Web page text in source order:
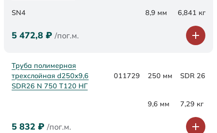
SN4 8,9 мм 6,841 кг
5 472,8 ₽ /пог.м.
Труба полимерная
трехслойная d250x9,6
SDR26 N 750 Т120 НГ
011729 250 мм SDR 26
9,6 мм 7,29 кг
5 832 ₽ /пог.м.